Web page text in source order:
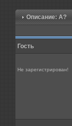
Описание: А?
Гость
Не зарегистрирован!